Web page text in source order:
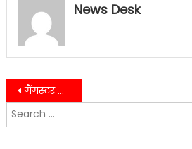
News Desk
Post
navigation
गैंगस्टर के मामले में फरार चल रहे 15000 के इनामी अपराधी को पुलिस ने किया गिरफ्तार….
Search
for: